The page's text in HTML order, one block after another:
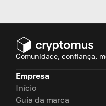
Comunidade, confiança,
Empresa
Início
Guia da marca